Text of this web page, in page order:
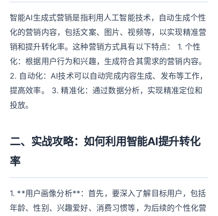
智能AI生成式营销是指利用人工智能技术，自动生成个性
化的营销内容，包括文案、图片、视频等，以实现精准营
销和提升转化率。这种营销方式具有以下特点： 1. 个性
化：根据用户行为和兴趣，生成符合其需求的营销内容。
2. 自动化：AI技术可以自动完成内容生成、发布等工作，
提高效率。 3. 精准化：通过数据分析，实现精准定位和
投放。
二、实战攻略：如何利用智能AI提升转化
率
1. **用户画像分析**：首先，要深入了解目标用户，包括
年龄、性别、兴趣爱好、消费习惯等，为后续的个性化营